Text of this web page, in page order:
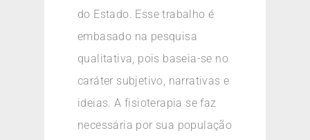
do Estado. Esse trabalho é
embasado na pesquisa
qualitativa, pois baseia-se no
caráter subjetivo, narrativas e
ideias. A fisioterapia se faz
necessária por sua população